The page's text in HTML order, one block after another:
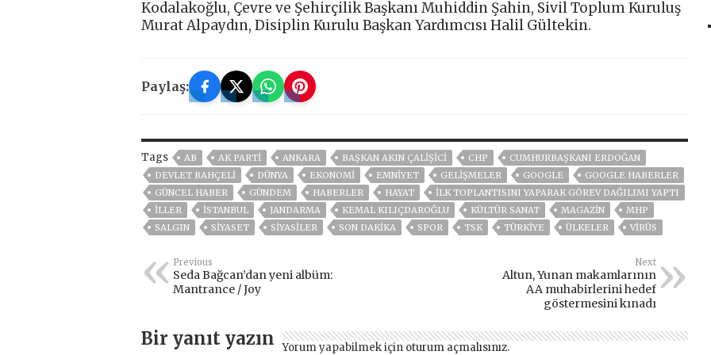
Kodalakoğlu, Çevre ve Şehirçilik Başkanı Muhiddin Şahin, Sivil Toplum Kuruluş
Murat Alpaydın, Disiplin Kurulu Başkan Yardımcısı Halil Gültekin.
Paylaş:
Tags AB AK PARTİ ANKARA BAŞKAN AKIN ÇALIŞICI CHP
CUMHURBAŞKANI ERDOĞAN
DEVLET BAHÇELİ
DÜNYA EKONOMİ EMNİYET GELIŞMELER GOOGLE
GOOGLE HABERLER
GÜNCEL HABER
GÜNDEM HABERLER HAYAT
ILK TOPLANTISINI YAPARAK GÖREV DAĞILIMI YAPTI
İLLER
ISTANBUL JANDARMA KEMAL KILIÇDAROĞLU KÜLTÜR SANAT MAGAZİN
MHP
SALGIN
SİYASET SİYASİLER SON DAKIKA SPOR TSK TÜRKİYE ÜLKELER VIRÜS
Previous
Seda Bağcan’dan yeni albüm:
Mantrance / Joy
Next
Altun, Yunan makamlarının
AA muhabirlerini hedef
göstermesini kınadı
Bir yanıt yazın Yorum yapabilmek için oturum açmalısınız.